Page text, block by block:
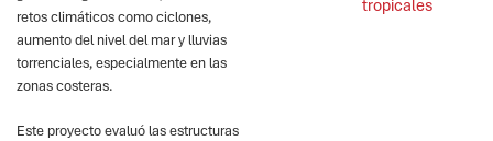
retos climáticos como ciclones,
aumento del nivel del mar y lluvias
torrenciales, especialmente en las
zonas costeras.
Este proyecto evaluó las estructuras
tropicales